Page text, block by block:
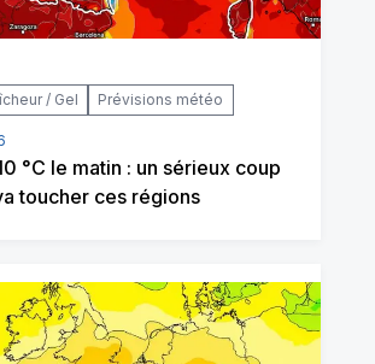
/ Gel Prévisions météo
°C le matin : un sérieux coup
toucher ces régions